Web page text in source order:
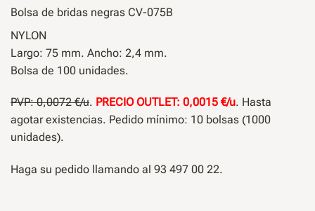
Bolsa de bridas negras CV-075B
NYLON
Largo: 75 mm. Ancho: 2,4 mm.
Bolsa de 100 unidades.
PVP: 0,0072 €/u. PRECIO OUTLET: 0,0015 €/u. Hasta
agotar existencias. Pedido mínimo: 10 bolsas (1000
unidades).
Haga su pedido llamando al 93 497 00 22.